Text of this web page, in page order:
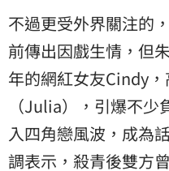
不過更受外界關注的
前傳出因戲生情，但
年的網紅女友Cindy
（Julia），引爆不
入四角戀風波，成為
調表示，殺青後雙方